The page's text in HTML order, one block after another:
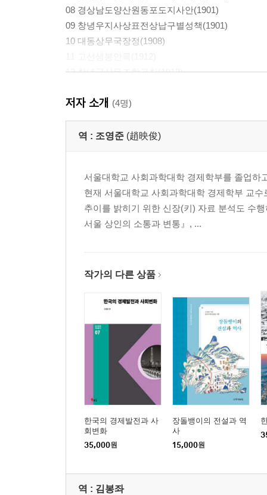
08 경상남도양산원동포도지사안(1901)
09 창녕우지사상표전상납구별성책(1901)
10 대동상무국장정(1908)
12 창녕군상무조합규칙(1913)
14 창녕군좌지사청금록(1915)
15 간찰(1931)
16 계안(1947)
제Ⅱ부 고령 편
01 선생안
02 반수선생안(1926)
05 좌사계규약급계원명부(1933)
07 고령군좌사절목(1924)
저자 소개 (4명)
역 : 조영준 (趙映俊)
서울대학교 사회과학대학 경제학부를 졸업하
현재 서울대학교 사회과학대학 경제학부 교
추이를 밝히기 위한 신장(키) 자료 분석도 수
서울 상인의 소통과 변통』, ...
작가의 다른 상품
한국의 경제발전과 사
회변화
35,000원
장돌뱅이의 전설과 역
사
15,000원
역 : 김봉좌